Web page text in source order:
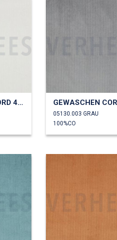
GEWASCHEN CORD 4.5W
05130.003 GRAU
100%CO